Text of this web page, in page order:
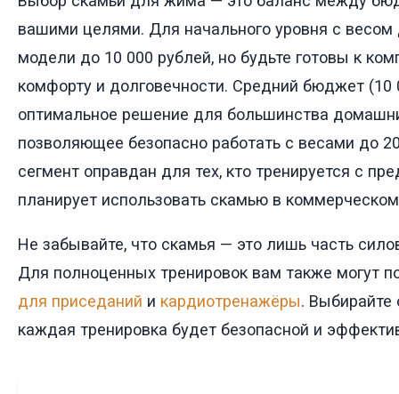
вашими целями. Для начального уровня с весом
модели до 10 000 рублей, но будьте готовы к
комфорту и долговечности. Средний бюджет
оптимальное решение для большинства
позволяющее безопасно работать с весами до
сегмент оправдан для тех, кто тренируется с
планирует использовать скамью в
Не забывайте, что скамья — это лишь часть
Для полноценных тренировок вам также могут
для приседаний и кардиотренажёры. Выбирайте
каждая тренировка будет безопасной и